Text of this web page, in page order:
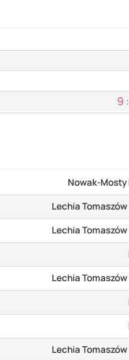
9 :
Nowak-Mosty
Lechia
Lechia
Lechia
Lechia